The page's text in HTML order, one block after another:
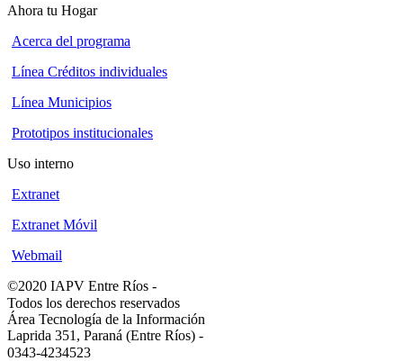
Ahora tu Hogar
Acerca del programa
Línea Créditos individuales
Línea Municipios
Prototipos institucionales
Uso interno
Extranet
Extranet Móvil
Webmail
©2020 IAPV Entre Ríos -
Todos los derechos reservados
Área Tecnología de la Información
Laprida 351, Paraná (Entre Ríos) -
0343-4234523